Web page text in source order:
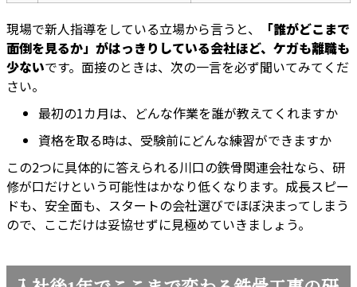
現場で新人指導をしている立場から言うと、
「誰がどこまで
面倒を見るか」がはっきりしている会社ほど、ケガも離職も
少ないです。面接のときは、次の一言を必ず聞いてみてくだ
さい。
最初の1カ月は、どんな作業を誰が教えてくれますか
資格を取る時は、受験前にどんな練習ができますか
この2つに具体的に答えられる川口の鉄骨関連会社なら、研
修が口だけという可能性はかなり低くなります。成長スピー
ドも、安全面も、スタートの会社選びでほぼ決まってしまう
ので、ここだけは妥協せずに見極めていきましょう。